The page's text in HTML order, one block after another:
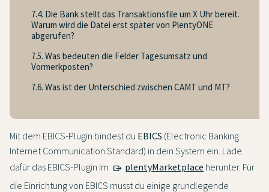
7.4. Die Bank stellt das Transaktionsfile um X Uhr bereit.
Warum wird die Datei erst später von PlentyONE
abgerufen?
7.5. Was bedeuten die Felder Tagesumsatz und
Vormerkposten?
7.6. Was ist der Unterschied zwischen CAMT und MT?
Mit dem EBICS-Plugin bindest du EBICS (Electronic Banking
Internet Communication Standard) in dein System ein. Lade
dafür das EBICS-Plugin im
plentyMarketplace herunter. Für
die Einrichtung von EBICS musst du einige grundlegende